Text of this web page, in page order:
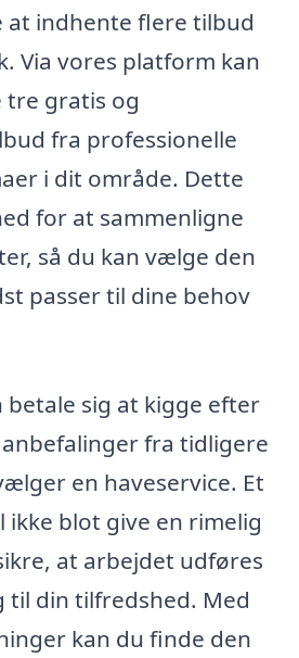
indhente flere tilbud
Via vores platform kan
tre gratis og
fra professionelle
i dit område. Dette
for at sammenligne
så du kan vælge den
passer til dine behov
betale sig at kigge efter
fra tidligere
en haveservice. Et
blot give en rimelig
at arbejdet udføres
til din tilfredshed. Med
kan du finde den